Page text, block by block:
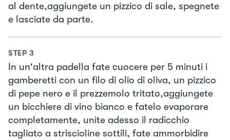
al dente,aggiungete un pizzico di sale, spegnete
e lasciate da parte.
STEP 3
In un'altra padella fate cuocere per 5 minuti i
gamberetti con un filo di olio di oliva, un pizzico
di pepe nero e il prezzemolo tritato,aggiungete
un bicchiere di vino bianco e fatelo evaporare
completamente, unite adesso il radicchio
tagliato a striscioline sottili, fate ammorbidire